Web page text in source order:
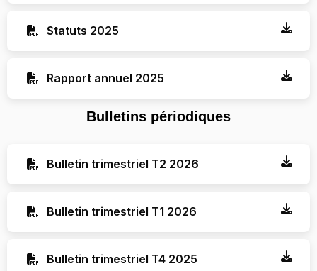
Statuts 2025
Rapport annuel 2025
Bulletins périodiques
Bulletin trimestriel T2 2026
Bulletin trimestriel T1 2026
Bulletin trimestriel T4 2025